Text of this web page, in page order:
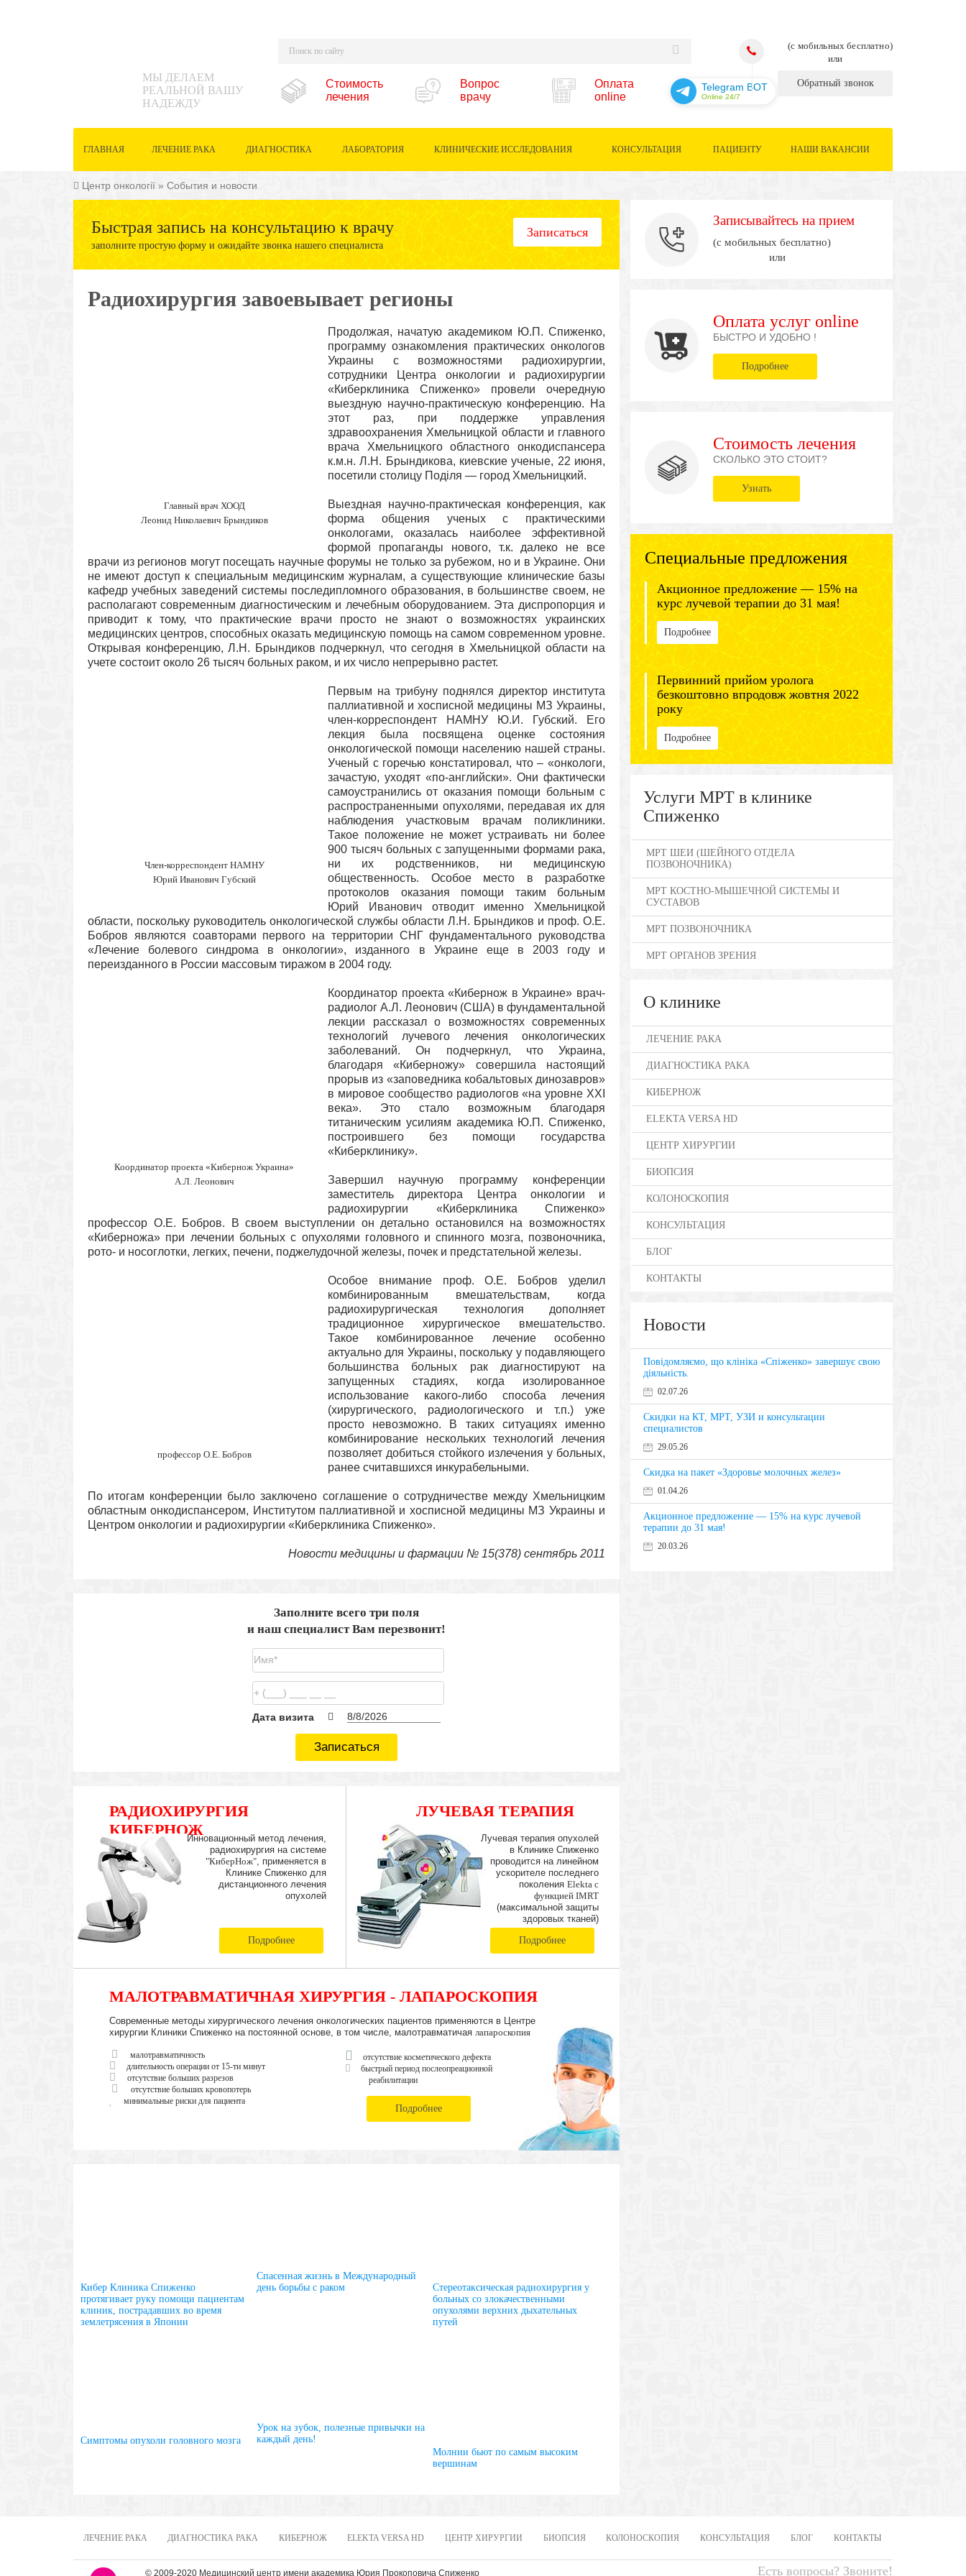
(с мобильных бесплатно)
или
Обратный звонок
МЫ ДЕЛАЕМ
РЕАЛЬНОЙ ВАШУ
НАДЕЖДУ
Стоимость
лечения
Вопрос
врачу
Оплата
online
Telegram BOT
Online 24/7
ГЛАВНАЯ ЛЕЧЕНИЕ РАКА ДИАГНОСТИКА ЛАБОРАТОРИЯ КЛИНИЧЕСКИЕ ИССЛЕДОВАНИЯ КОНСУЛЬТАЦИЯ ПАЦИЕНТУ НАШИ ВАКАНСИИ
Центр онкології » События и новости
Быстрая запись на консультацию к врачу
заполните простую форму и ожидайте звонка нашего специалиста
Записаться
Радиохирургия завоевывает регионы
Главный врач ХООД
Леонид Николаевич Брындиков
Продолжая, начатую академиком Ю.П. Спиженко,
программу ознакомления практических онкологов
Украины с возможностями радиохирургии,
сотрудники Центра онкологии и радиохирургии
«Киберклиника Спиженко» провели очередную
выездную научно-практическую конференцию. На
этот раз, при поддержке управления
здравоохранения Хмельницкой области и главного
врача Хмельницкого областного онкодиспансера
к.м.н. Л.Н. Брындикова, киевские ученые, 22 июня,
посетили столицу Поділя — город Хмельницкий.
Выездная научно-практическая конференция, как
форма общения ученых с практическими
онкологами, оказалась наиболее эффективной
формой пропаганды нового, т.к. далеко не все
врачи из регионов могут посещать научные форумы не только за рубежом, но и в Украине. Они
не имеют доступ к специальным медицинским журналам, а существующие клинические базы
кафедр учебных заведений системы последипломного образования, в большинстве своем, не
располагают современным диагностическим и лечебным оборудованием. Эта диспропорция и
приводит к тому, что практические врачи просто не знают о возможностях украинских
медицинских центров, способных оказать медицинскую помощь на самом современном уровне.
Открывая конференцию, Л.Н. Брындиков подчеркнул, что сегодня в Хмельницкой области на
учете состоит около 26 тысяч больных раком, и их число непрерывно растет.
Член-корреспондент НАМНУ
Юрий Иванович Губский
Первым на трибуну поднялся директор института
паллиативной и хосписной медицины МЗ Украины,
член-корреспондент НАМНУ Ю.И. Губский. Его
лекция была посвящена оценке состояния
онкологической помощи населению нашей страны.
Ученый с горечью констатировал, что – «онкологи,
зачастую, уходят «по-английски». Они фактически
самоустранились от оказания помощи больным с
распространенными опухолями, передавая их для
наблюдения участковым врачам поликлиники.
Такое положение не может устраивать ни более
900 тысяч больных с запущенными формами рака,
ни их родственников, ни медицинскую
общественность. Особое место в разработке
протоколов оказания помощи таким больным
Юрий Иванович отводит именно Хмельницкой
области, поскольку руководитель онкологической службы области Л.Н. Брындиков и проф. О.Е.
Бобров являются соавторами первого на территории СНГ фундаментального руководства
«Лечение болевого синдрома в онкологии», изданного в Украине еще в 2003 году и
переизданного в России массовым тиражом в 2004 году.
Координатор проекта «Кибернож Украина»
А.Л. Леонович
Координатор проекта «Кибернож в Украине» врач-
радиолог А.Л. Леонович (США) в фундаментальной
лекции рассказал о возможностях современных
технологий лучевого лечения онкологических
заболеваний. Он подчеркнул, что Украина,
благодаря «Киберножу» совершила настоящий
прорыв из «заповедника кобальтовых динозавров»
в мировое сообщество радиологов «на уровне ХХI
века». Это стало возможным благодаря
титаническим усилиям академика Ю.П. Спиженко,
построившего без помощи государства
«Киберклинику».
Завершил научную программу конференции
заместитель директора Центра онкологии и
радиохирургии «Киберклиника Спиженко»
профессор О.Е. Бобров. В своем выступлении он детально остановился на возможностях
«Киберножа» при лечении больных с опухолями головного и спинного мозга, позвоночника,
рото- и носоглотки, легких, печени, поджелудочной железы, почек и предстательной железы.
профессор О.Е. Бобров
Особое внимание проф. О.Е. Бобров уделил
комбинированным вмешательствам, когда
радиохирургическая технология дополняет
традиционное хирургическое вмешательство.
Такое комбинированное лечение особенно
актуально для Украины, поскольку у подавляющего
большинства больных рак диагностируют на
запущенных стадиях, когда изолированное
использование какого-либо способа лечения
(хирургического, радиологического и т.п.) уже
просто невозможно. В таких ситуациях именно
комбинирование нескольких технологий лечения
позволяет добиться стойкого излечения у больных,
ранее считавшихся инкурабельными.
По итогам конференции было заключено соглашение о сотрудничестве между Хмельницким
областным онкодиспансером, Институтом паллиативной и хосписной медицины МЗ Украины и
Центром онкологии и радиохирургии «Киберклиника Спиженко».
Новости медицины и фармации № 15(378) сентябрь 2011
Заполните всего три поля
и наш специалист Вам перезвонит!
Дата визита
Записаться
РАДИОХИРУРГИЯ
КИБЕРНОЖИнновационный метод лечения,
радиохирургия на системе
"КиберНож" , применяется в
Клинике Спиженко для
дистанционного лечения
опухолей
Подробнее
ЛУЧЕВАЯ ТЕРАПИЯ
Лучевая терапия опухолей
в Клинике Спиженко
проводится на линейном
ускорителе последнего
поколения Elekta с
функцией IMRT
(максимальной защиты
здоровых тканей)
Подробнее
МАЛОТРАВМАТИЧНАЯ ХИРУРГИЯ - ЛАПАРОСКОПИЯ
Современные методы хирургического лечения онкологических пациентов применяются в Центре
хирургии Клиники Спиженко на постоянной основе, в том числе, малотравматичая лапароскопия
малотравматичность
длительность операции от 15-ти минут
отсутствие больших разрезов
отсутствие больших кровопотерь
минимальные риски для пациента
отсутствие косметического дефекта
быстрый период послеопреационной
реабилитации
Подробнее
Кибер Клиника Спиженко
протягивает руку помощи пациентам
клиник, пострадавших во время
землетрясения в Японии
Спасенная жизнь в Международный
день борьбы с раком
Стереотаксическая радиохирургия у
больных со злокачественными
опухолями верхних дыхательных
путей
Симптомы опухоли головного мозга
Урок на зубок, полезные привычки на
каждый день!
Молнии бьют по самым высоким
вершинам
Записывайтесь на прием
(с мобильных бесплатно)
или
Оплата услуг online
БЫСТРО И УДОБНО !
Подробнее
Стоимость лечения
СКОЛЬКО ЭТО СТОИТ?
Узнать
Специальные предложения
Акционное предложение — 15% на
курс лучевой терапии до 31 мая!
Подробнее
Первинний прийом уролога
безкоштовно впродовж жовтня 2022
року
Подробнее
Услуги МРТ в клинике
Спиженко
МРТ ШЕИ (ШЕЙНОГО ОТДЕЛА
ПОЗВОНОЧНИКА)
МРТ КОСТНО-МЫШЕЧНОЙ СИСТЕМЫ И
СУСТАВОВ
МРТ ПОЗВОНОЧНИКА
МРТ ОРГАНОВ ЗРЕНИЯ
О клинике
ЛЕЧЕНИЕ РАКА
ДИАГНОСТИКА РАКА
КИБЕРНОЖ
ELEKTA VERSA HD
ЦЕНТР ХИРУРГИИ
БИОПСИЯ
КОЛОНОСКОПИЯ
КОНСУЛЬТАЦИЯ
БЛОГ
КОНТАКТЫ
Новости
Повідомляємо, що клініка «Спіженко» завершує свою
діяльність.
02.07.26
Скидки на КТ, МРТ, УЗИ и консультации
специалистов
29.05.26
Скидка на пакет «Здоровье молочных желез»
01.04.26
Акционное предложение — 15% на курс лучевой
терапии до 31 мая!
20.03.26
ЛЕЧЕНИЕ РАКА ДИАГНОСТИКА РАКА КИБЕРНОЖ ELEKTA VERSA HD ЦЕНТР ХИРУРГИИ БИОПСИЯ КОЛОНОСКОПИЯ КОНСУЛЬТАЦИЯ БЛОГ КОНТАКТЫ
© 2009-2020 Медицинский центр имени академика Юрия Прокоповича Спиженко Есть вопросы? Звоните!